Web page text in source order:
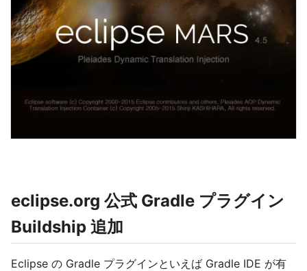
eclipse.org 公式 Gradle プラグイン
Buildship 追加
Eclipse の Gradle プラグインといえば Gradle IDE が有